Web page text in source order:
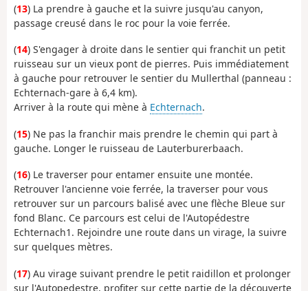
(13) La prendre à gauche et la suivre jusqu'au canyon,
passage creusé dans le roc pour la voie ferrée.
(14) S'engager à droite dans le sentier qui franchit un petit
ruisseau sur un vieux pont de pierres. Puis immédiatement
à gauche pour retrouver le sentier du Mullerthal (panneau :
Echternach-gare à 6,4 km).
Arriver à la route qui mène à Echternach.
(15) Ne pas la franchir mais prendre le chemin qui part à
gauche. Longer le ruisseau de Lauterburerbaach.
(16) Le traverser pour entamer ensuite une montée.
Retrouver l'ancienne voie ferrée, la traverser pour vous
retrouver sur un parcours balisé avec une flèche Bleue sur
fond Blanc. Ce parcours est celui de l'Autopédestre
Echternach1. Rejoindre une route dans un virage, la suivre
sur quelques mètres.
(17) Au virage suivant prendre le petit raidillon et prolonger
sur l'Autopedestre, profiter sur cette partie de la découverte